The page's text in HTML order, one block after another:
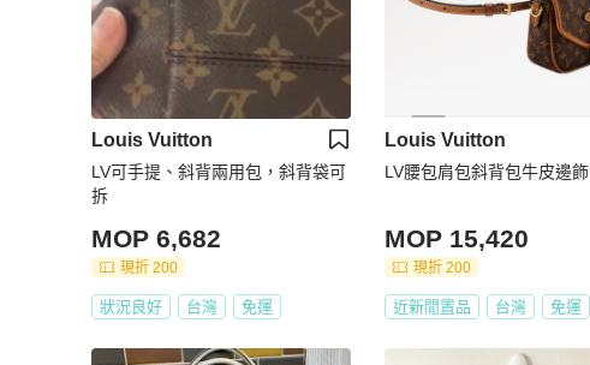
Louis Vuitton
LV可手提、斜背兩用包，斜背袋可
拆
MOP 6,682
現折 200
狀況良好 台灣 免運
Louis Vuitton
LV腰包肩包斜背包牛皮邊飾
MOP 15,420
現折 200
近新閒置品 台灣 免運